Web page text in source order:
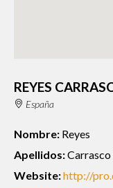
REYES
España
Nombre: Reyes
Apellidos:
Website:http://